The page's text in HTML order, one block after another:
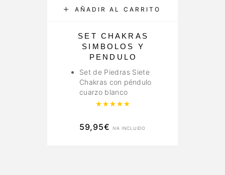
AÑADIR AL CARRITO
SET CHAKRAS
SIMBOLOS Y
PENDULO
Set de Piedras Siete
Chakras con péndulo
cuarzo blanco
Valorado con
59,95€ IVA INCLUIDO